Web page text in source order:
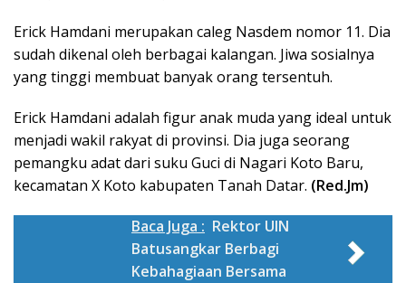
Erick Hamdani merupakan caleg Nasdem nomor 11. Dia
sudah dikenal oleh berbagai kalangan. Jiwa sosialnya
yang tinggi membuat banyak orang tersentuh.
Erick Hamdani adalah figur anak muda yang ideal untuk
menjadi wakil rakyat di provinsi. Dia juga seorang
pemangku adat dari suku Guci di Nagari Koto Baru,
kecamatan X Koto kabupaten Tanah Datar. (Red.Jm)
Baca Juga : Rektor UIN
Batusangkar Berbagi
Kebahagiaan Bersama